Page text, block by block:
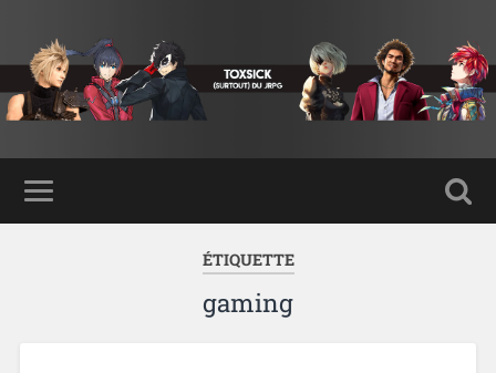
ÉTIQUETTE
gaming